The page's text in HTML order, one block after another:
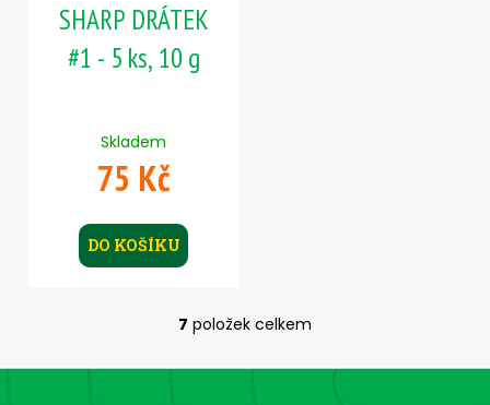
SHARP DRÁTEK
#1 - 5 ks, 10 g
Skladem
75 Kč
DO KOŠÍKU
O
7 položek celkem
Z